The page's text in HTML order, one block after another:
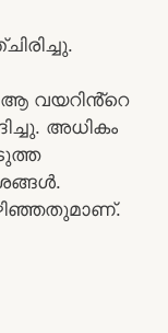
ആ വയറിൻ്റെ
അധികം